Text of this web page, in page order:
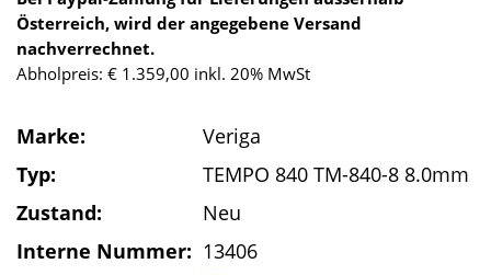
Österreich, wird der angegebene Versand
nachverrechnet.
Abholpreis: € 1.359,00 inkl. 20% MwSt
Marke:
Veriga
Typ:
TEMPO 840 TM-840-8 8.0mm
Zustand:
Neu
Interne Nummer: 13406